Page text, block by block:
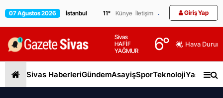
07 Ağustos 2026 11° Künye İletişim Giriş Yap
Sivas
HAFİF
YAĞMUR
6° Hava
Sivas HaberleriGündemAsayişSporTeknolojiYaşam